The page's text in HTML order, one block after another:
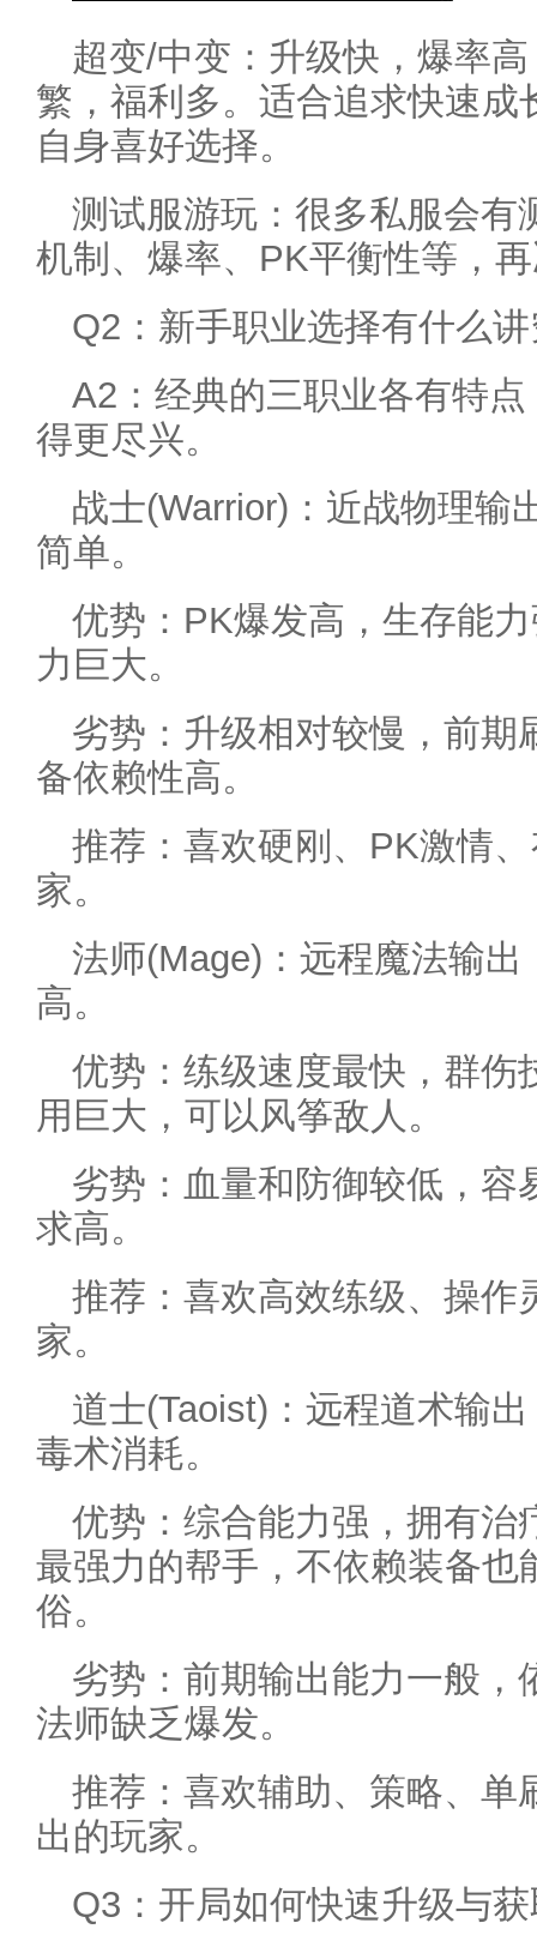
超变/中变：升级快，爆率
繁，福利多。适合追求快速
自身喜好选择。
测试服游玩：很多私服会有
机制、爆率、PK平衡性等，
Q2：新手职业选择有什么
A2：经典的三职业各有特
得更尽兴。
战士(Warrior)：近战物理输
简单。
优势：PK爆发高，生存能
力巨大。
劣势：升级相对较慢，前期
备依赖性高。
推荐：喜欢硬刚、PK激情
家。
法师(Mage)：远程魔法输
高。
优势：练级速度最快，群伤
用巨大，可以风筝敌人。
劣势：血量和防御较低，容
求高。
推荐：喜欢高效练级、操作
家。
道士(Taoist)：远程道术输
毒术消耗。
优势：综合能力强，拥有治
最强力的帮手，不依赖装备也
俗。
劣势：前期输出能力一般，
法师缺乏爆发。
推荐：喜欢辅助、策略、单
出的玩家。
Q3：开局如何快速升级与